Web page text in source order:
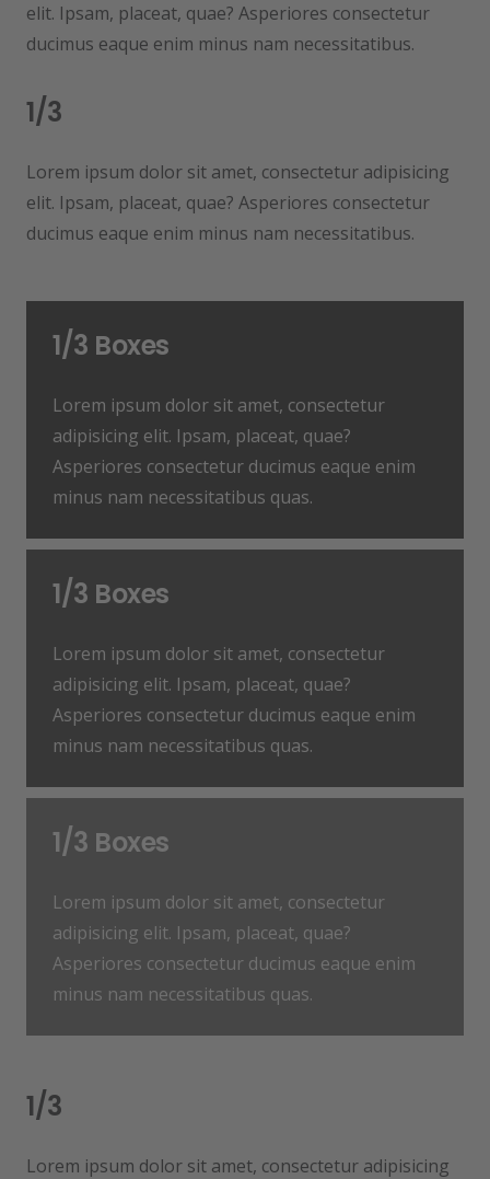
elit. Ipsam, placeat, quae? Asperiores consectetur
ducimus eaque enim minus nam necessitatibus.
1/3
Lorem ipsum dolor sit amet, consectetur adipisicing
elit. Ipsam, placeat, quae? Asperiores consectetur
ducimus eaque enim minus nam necessitatibus.
1/3 Boxes
Lorem ipsum dolor sit amet, consectetur
adipisicing elit. Ipsam, placeat, quae?
Asperiores consectetur ducimus eaque enim
minus nam necessitatibus quas.
1/3 Boxes
Lorem ipsum dolor sit amet, consectetur
adipisicing elit. Ipsam, placeat, quae?
Asperiores consectetur ducimus eaque enim
minus nam necessitatibus quas.
1/3 Boxes
Lorem ipsum dolor sit amet, consectetur
adipisicing elit. Ipsam, placeat, quae?
Asperiores consectetur ducimus eaque enim
minus nam necessitatibus quas.
1/3
Lorem ipsum dolor sit amet, consectetur adipisicing